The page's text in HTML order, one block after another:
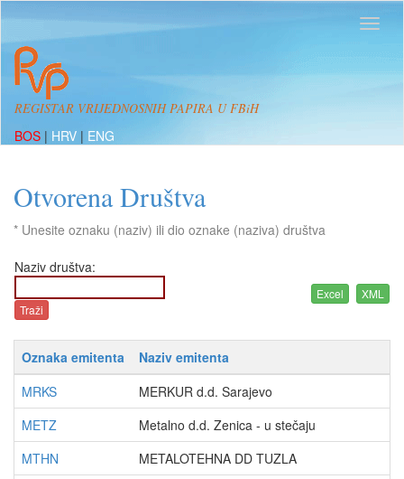
REGISTAR VRIJEDNOSNIH PAPIRA U FBiH
BOS | HRV | ENG
Otvorena Društva
* Unesite oznaku (naziv) ili dio oznake (naziva) društva
Naziv društva:
Oznaka emitenta
Naziv emitenta
MRKS
MERKUR d.d. Sarajevo
METZ
Metalno d.d. Zenica - u stečaju
MTHN
METALOTEHNA DD TUZLA